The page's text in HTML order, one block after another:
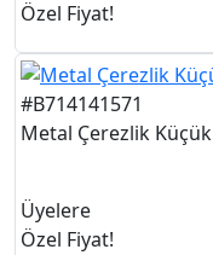
Özel Fiyat!
#B714141571
Metal Çerezlik Küçük
Üyelere
Özel Fiyat!